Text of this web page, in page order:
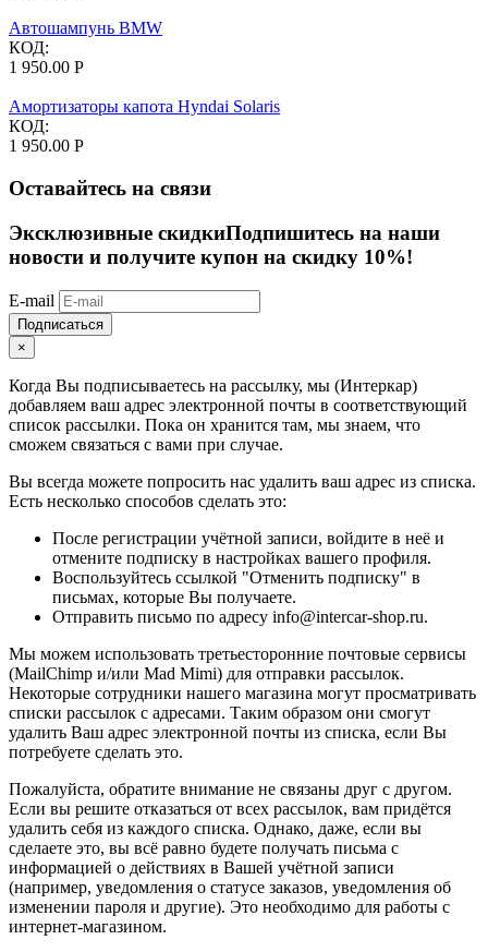
Автошампунь BMW
КОД:
1 950.00 Р
Амортизаторы капота Hyndai Solaris
КОД:
1 950.00 Р
Оставайтесь на связи
Эксклюзивные скидкиПодпишитесь на наши
новости и получите купон на скидку 10%!
E-mail
Подписаться
×
Когда Вы подписываетесь на рассылку, мы (Интеркар)
добавляем ваш адрес электронной почты в соответствующий
список рассылки. Пока он хранится там, мы знаем, что
сможем связаться с вами при случае.
Вы всегда можете попросить нас удалить ваш адрес из списка.
Есть несколько способов сделать это:
После регистрации учётной записи, войдите в неё и
отмените подписку в настройках вашего профиля.
Воспользуйтесь ссылкой "Отменить подписку" в
письмах, которые Вы получаете.
Отправить письмо по адресу info@intercar-shop.ru.
Мы можем использовать третьесторонние почтовые сервисы
(MailChimp и/или Mad Mimi) для отправки рассылок.
Некоторые сотрудники нашего магазина могут просматривать
списки рассылок с адресами. Таким образом они смогут
удалить Ваш адрес электронной почты из списка, если Вы
потребуете сделать это.
Пожалуйста, обратите внимание не связаны друг с другом.
Если вы решите отказаться от всех рассылок, вам придётся
удалить себя из каждого списка. Однако, даже, если вы
сделаете это, вы всё равно будете получать письма с
информацией о действиях в Вашей учётной записи
(например, уведомления о статусе заказов, уведомления об
изменении пароля и другие). Это необходимо для работы с
интернет-магазином.